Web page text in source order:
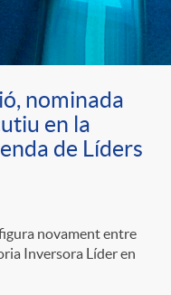
nominada
en la
de Líders
novament entre
Inversora Líder en